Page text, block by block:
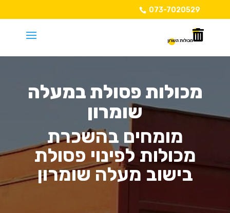
073-7020529
מכולות פסולת במעלה
שומרון
מומחים בהשכרת
מכולות לפינוי פסולת
בישוב מעלה שומרון